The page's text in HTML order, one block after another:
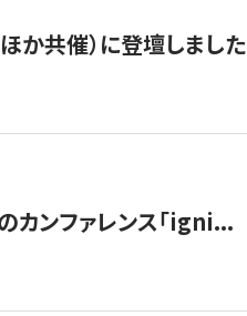
か共催）に登壇しました
カンファレンス「igni...